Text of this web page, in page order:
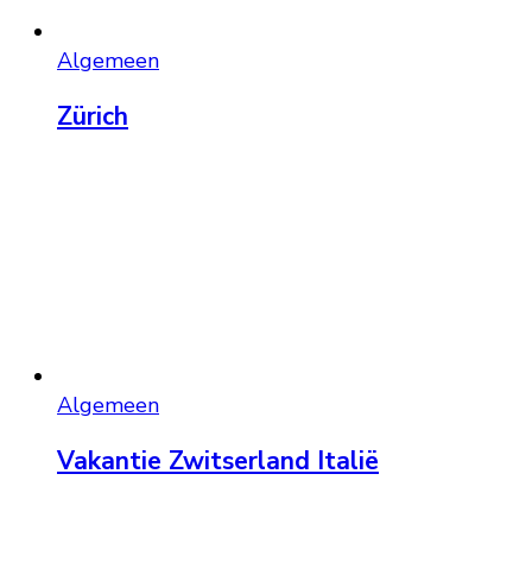
Algemeen
Zürich
Algemeen
Vakantie Zwitserland Italië